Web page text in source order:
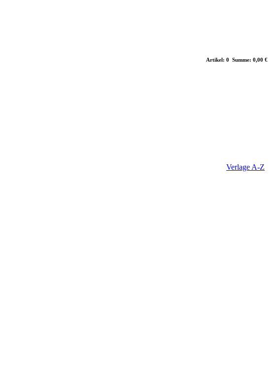
Artikel: 0 Summe: 0,00 €
Verlage A-Z